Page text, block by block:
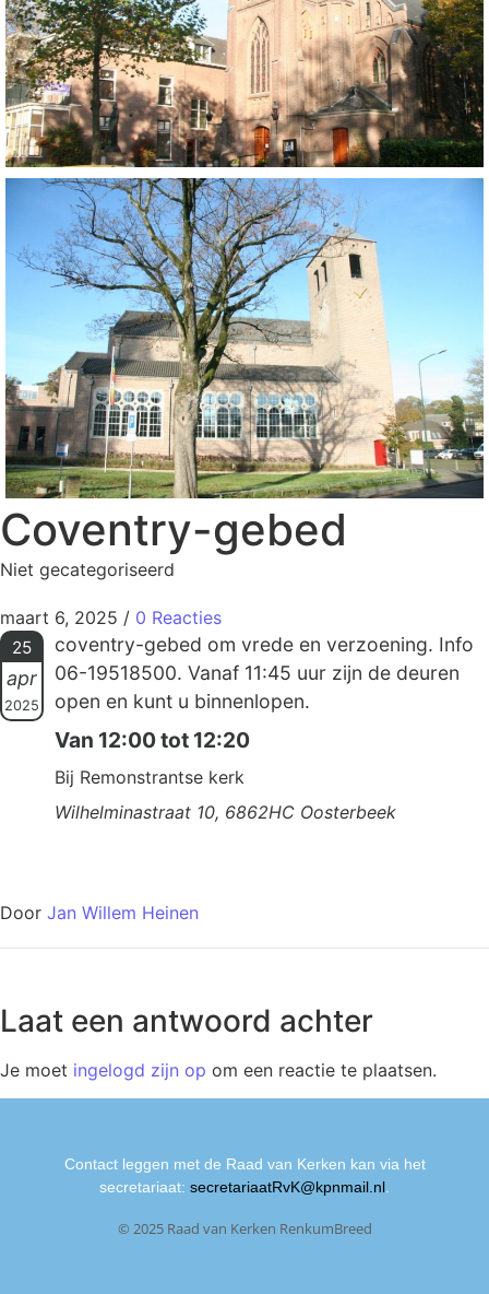
Coventry-gebed
Niet gecategoriseerd
maart 6, 2025 / 0 Reacties
25
apr
2025
coventry-gebed om vrede en verzoening. Info
06-19518500. Vanaf 11:45 uur zijn de deuren
open en kunt u binnenlopen.
Van 12:00 tot 12:20
Bij Remonstrantse kerk
Wilhelminastraat 10, 6862HC Oosterbeek
Door Jan Willem Heinen
Laat een antwoord achter
Je moet ingelogd zijn op om een reactie te plaatsen.
Contact leggen met de Raad van Kerken kan via het
secretariaat: secretariaatRvK@kpnmail.nl.
© 2025 Raad van Kerken RenkumBreed